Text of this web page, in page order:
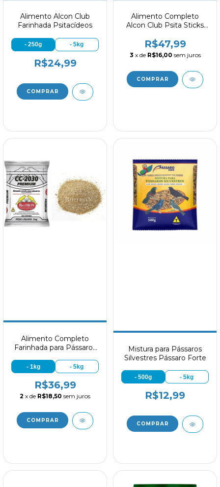
Alimento Alcon Club
Farinhada Psitacídeos
- 250g - 5kg
R$24,99
Alimento Completo
Alcon Club Psita Sticks
R$47,99
3 x de R$16,00 sem juros
Alimento Completo
Farinhada para Pássaros
- 1kg - 5kg
R$36,99
2 x de R$18,50 sem juros
Mistura para Pássaros
Silvestres Pássaro Forte
- 500g - 5kg
R$12,99